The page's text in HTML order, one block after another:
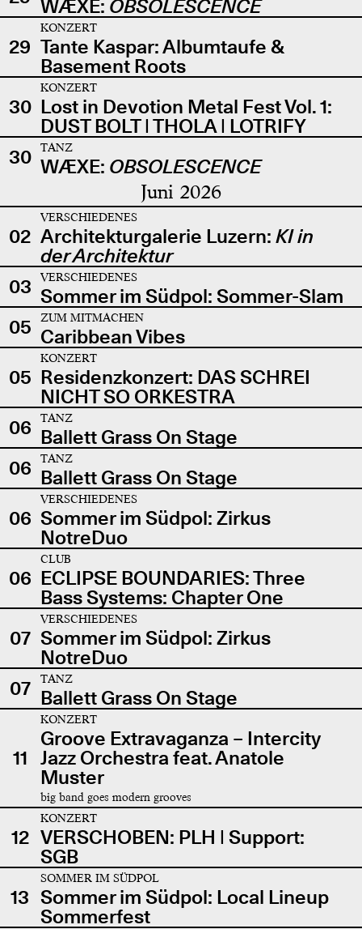
WÆXE: OBSOLESCENCE
29
KONZERT
Tante Kaspar: Albumtaufe &
Basement Roots
30
KONZERT
Lost in Devotion Metal Fest Vol. 1:
DUST BOLT | THOLA | LOTRIFY
30
TANZ
WÆXE: OBSOLESCENCE
Juni 2026
02
VERSCHIEDENES
Architekturgalerie Luzern: KI in
der Architektur
03
VERSCHIEDENES
Sommer im Südpol: Sommer-Slam
05
ZUM MITMACHEN
Caribbean Vibes
05
KONZERT
Residenzkonzert: DAS SCHREI
NICHT SO ORKESTRA
06
TANZ
Ballett Grass On Stage
06
TANZ
Ballett Grass On Stage
06
VERSCHIEDENES
Sommer im Südpol: Zirkus
NotreDuo
06
CLUB
ECLIPSE BOUNDARIES: Three
Bass Systems: Chapter One
07
VERSCHIEDENES
Sommer im Südpol: Zirkus
NotreDuo
07
TANZ
Ballett Grass On Stage
11
KONZERT
Groove Extravaganza – Intercity
Jazz Orchestra feat. Anatole
Muster
big band goes modern grooves
12
KONZERT
VERSCHOBEN: PLH | Support:
SGB
13
SOMMER IM SÜDPOL
Sommer im Südpol: Local Lineup
Sommerfest